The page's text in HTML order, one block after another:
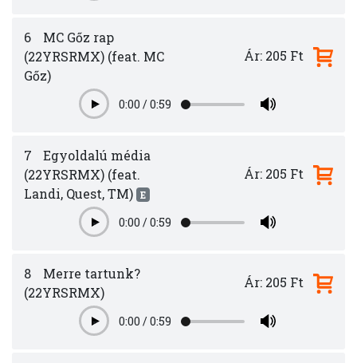
6
MC Gőz rap
(22YRSRMX) (feat. MC
Gőz)
Play0:00 /0:59
Ár: 205 Ft
7
Egyoldalú média
(22YRSRMX) (feat.
Landi, Quest, TM) E
Play0:00 /0:59
Ár: 205 Ft
8
Merre tartunk?
(22YRSRMX)
Play0:00 /0:59
Ár: 205 Ft